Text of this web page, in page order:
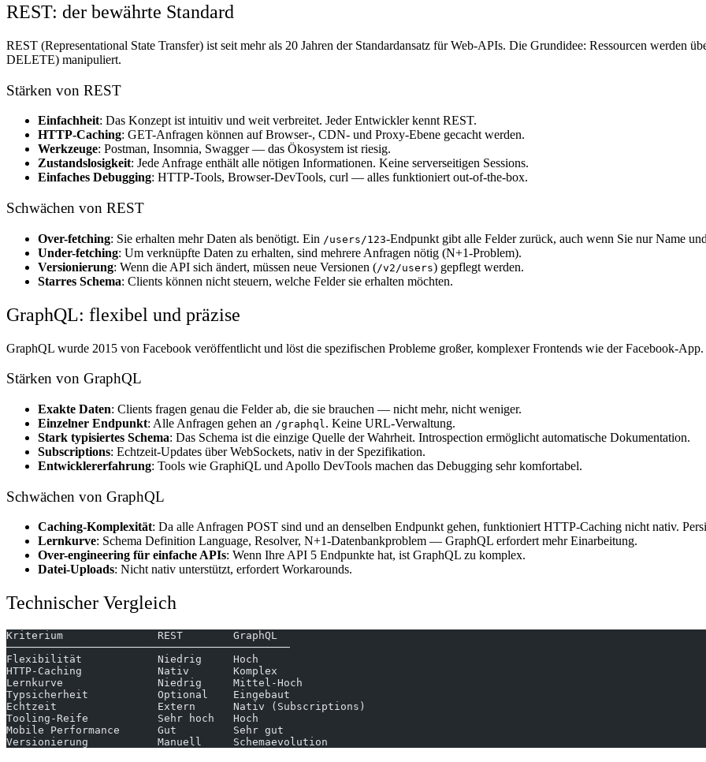
REST: der bewährte Standard
REST (Representational State Transfer) ist seit mehr als 20 Jahren der Standardansatz für Web-APIs. Die Grundidee: Ressourcen werden
DELETE) manipuliert.
Stärken von REST
Einfachheit: Das Konzept ist intuitiv und weit verbreitet. Jeder Entwickler kennt REST.
HTTP-Caching: GET-Anfragen können auf Browser-, CDN- und Proxy-Ebene gecacht werden.
Werkzeuge: Postman, Insomnia, Swagger — das Ökosystem ist riesig.
Zustandslosigkeit: Jede Anfrage enthält alle nötigen Informationen. Keine serverseitigen Sessions.
Einfaches Debugging: HTTP-Tools, Browser-DevTools, curl — alles funktioniert out-of-the-box.
Schwächen von REST
Over-fetching: Sie erhalten mehr Daten als benötigt. Ein /users/123-Endpunkt gibt alle Felder zurück, auch wenn Sie nur Name
Under-fetching: Um verknüpfte Daten zu erhalten, sind mehrere Anfragen nötig (N+1-Problem).
Versionierung: Wenn die API sich ändert, müssen neue Versionen (/v2/users) gepflegt werden.
Starres Schema: Clients können nicht steuern, welche Felder sie erhalten möchten.
GraphQL: flexibel und präzise
GraphQL wurde 2015 von Facebook veröffentlicht und löst die spezifischen Probleme großer, komplexer Frontends wie der Facebook-App.
Stärken von GraphQL
Exakte Daten: Clients fragen genau die Felder ab, die sie brauchen — nicht mehr, nicht weniger.
Einzelner Endpunkt: Alle Anfragen gehen an /graphql . Keine URL-Verwaltung.
Stark typisiertes Schema: Das Schema ist die einzige Quelle der Wahrheit. Introspection ermöglicht automatische Dokumentation.
Subscriptions: Echtzeit-Updates über WebSockets, nativ in der Spezifikation.
Entwicklererfahrung: Tools wie GraphiQL und Apollo DevTools machen das Debugging sehr komfortabel.
Schwächen von GraphQL
Caching-Komplexität: Da alle Anfragen POST sind und an denselben Endpunkt gehen, funktioniert HTTP-Caching nicht nativ.
Lernkurve: Schema Definition Language, Resolver, N+1-Datenbankproblem — GraphQL erfordert mehr Einarbeitung.
Over-engineering für einfache APIs: Wenn Ihre API 5 Endpunkte hat, ist GraphQL zu komplex.
Datei-Uploads: Nicht nativ unterstützt, erfordert Workarounds.
Technischer Vergleich
Kriterium               REST        GraphQL
─────────────────────────────────────────────
Flexibilität            Niedrig     Hoch
HTTP-Caching            Nativ       Komplex
Lernkurve               Niedrig     Mittel-Hoch
Typsicherheit           Optional    Eingebaut
Echtzeit                Extern      Nativ (Subscriptions)
Tooling-Reife           Sehr hoch   Hoch
Mobile Performance      Gut         Sehr gut
Versionierung           Manuell     Schemaevolution